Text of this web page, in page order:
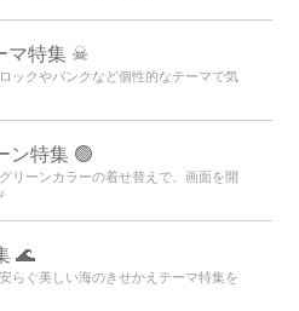
マ特集 ☠
ックやパンクなど個性的なテーマで気
ン特集 🟢
リーンカラーの着せ替えで、画面を開
🌊
らぐ美しい海のきせかえテーマ特集を